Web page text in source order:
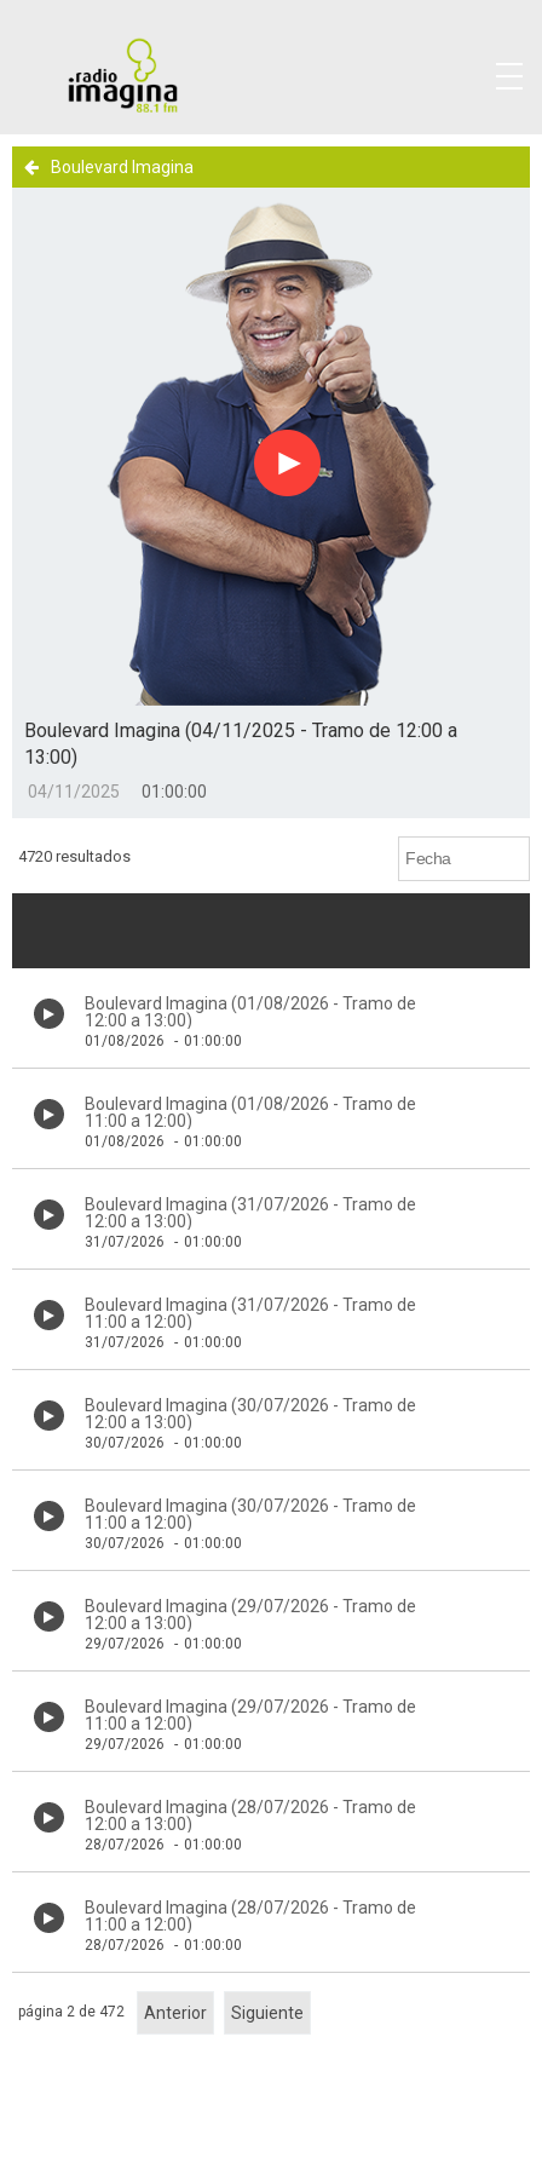
Boulevard Imagina
Reproducir
Boulevard Imagina (04/11/2025 - Tramo de 12:00 a
13:00)
04/11/2025 01:00:00
4720 resultados
Boulevard Imagina (01/08/2026 - Tramo de
12:00 a 13:00)
01/08/2026 - 01:00:00
Boulevard Imagina (01/08/2026 - Tramo de
11:00 a 12:00)
01/08/2026 - 01:00:00
Boulevard Imagina (31/07/2026 - Tramo de
12:00 a 13:00)
31/07/2026 - 01:00:00
Boulevard Imagina (31/07/2026 - Tramo de
11:00 a 12:00)
31/07/2026 - 01:00:00
Boulevard Imagina (30/07/2026 - Tramo de
12:00 a 13:00)
30/07/2026 - 01:00:00
Boulevard Imagina (30/07/2026 - Tramo de
11:00 a 12:00)
30/07/2026 - 01:00:00
Boulevard Imagina (29/07/2026 - Tramo de
12:00 a 13:00)
29/07/2026 - 01:00:00
Boulevard Imagina (29/07/2026 - Tramo de
11:00 a 12:00)
29/07/2026 - 01:00:00
Boulevard Imagina (28/07/2026 - Tramo de
12:00 a 13:00)
28/07/2026 - 01:00:00
Boulevard Imagina (28/07/2026 - Tramo de
11:00 a 12:00)
28/07/2026 - 01:00:00
Anterior Siguiente
página 2 de 472